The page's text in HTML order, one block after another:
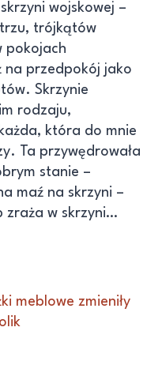
wojskowej –
trójkątów
pokojach
na przedpokój jako
Skrzynie
rodzaju,
która do mnie
Ta przywędrowała
stanie –
maź na skrzyni –
zraża w skrzyni…